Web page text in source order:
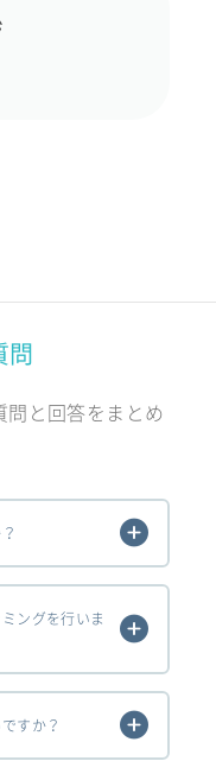
問
問と回答をまとめ
ングを行いま
すか？